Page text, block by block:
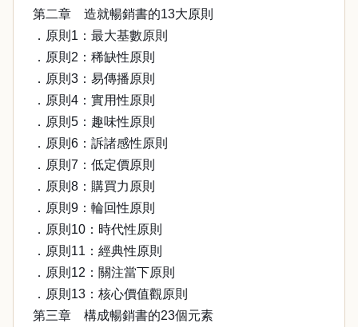
第二章 造就暢銷書的13大原則
．原則1：最大基數原則
．原則2：稀缺性原則
．原則3：易傳播原則
．原則4：實用性原則
．原則5：趣味性原則
．原則6：訴諸感性原則
．原則7：低定價原則
．原則8：購買力原則
．原則9：輪回性原則
．原則10：時代性原則
．原則11：經典性原則
．原則12：關注當下原則
．原則13：核心價值觀原則
第三章 構成暢銷書的23個元素